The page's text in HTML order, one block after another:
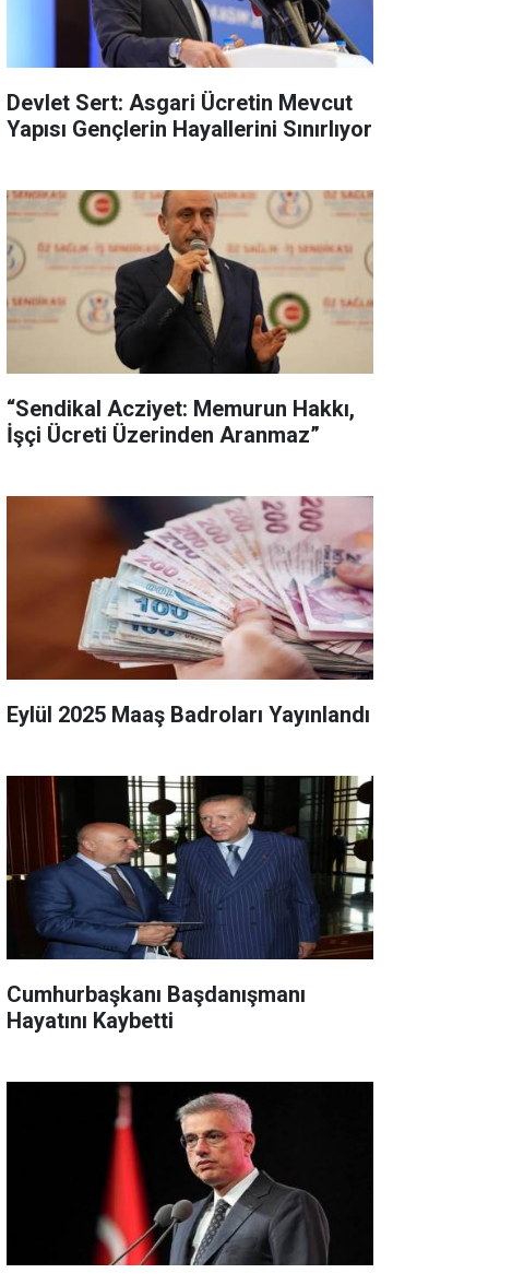
Devlet Sert: Asgari Ücretin Mevcut
Yapısı Gençlerin Hayallerini Sınırlıyor
“Sendikal Acziyet: Memurun Hakkı,
İşçi Ücreti Üzerinden Aranmaz”
Eylül 2025 Maaş Badroları Yayınlandı
Cumhurbaşkanı Başdanışmanı
Hayatını Kaybetti